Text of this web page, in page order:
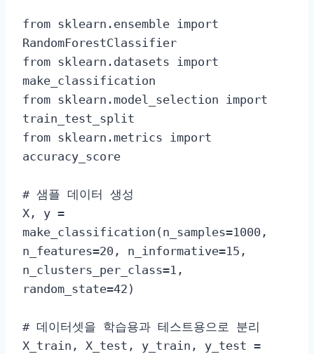
from sklearn.ensemble import
RandomForestClassifier
from sklearn.datasets import
make_classification
from sklearn.model_selection import
train_test_split
from sklearn.metrics import
accuracy_score
# 샘플 데이터 생성
X, y =
make_classification(n_samples=1000,
n_features=20, n_informative=15,
n_clusters_per_class=1,
random_state=42)
# 데이터셋을 학습용과 테스트용으로 분리
X_train, X_test, y_train, y_test =